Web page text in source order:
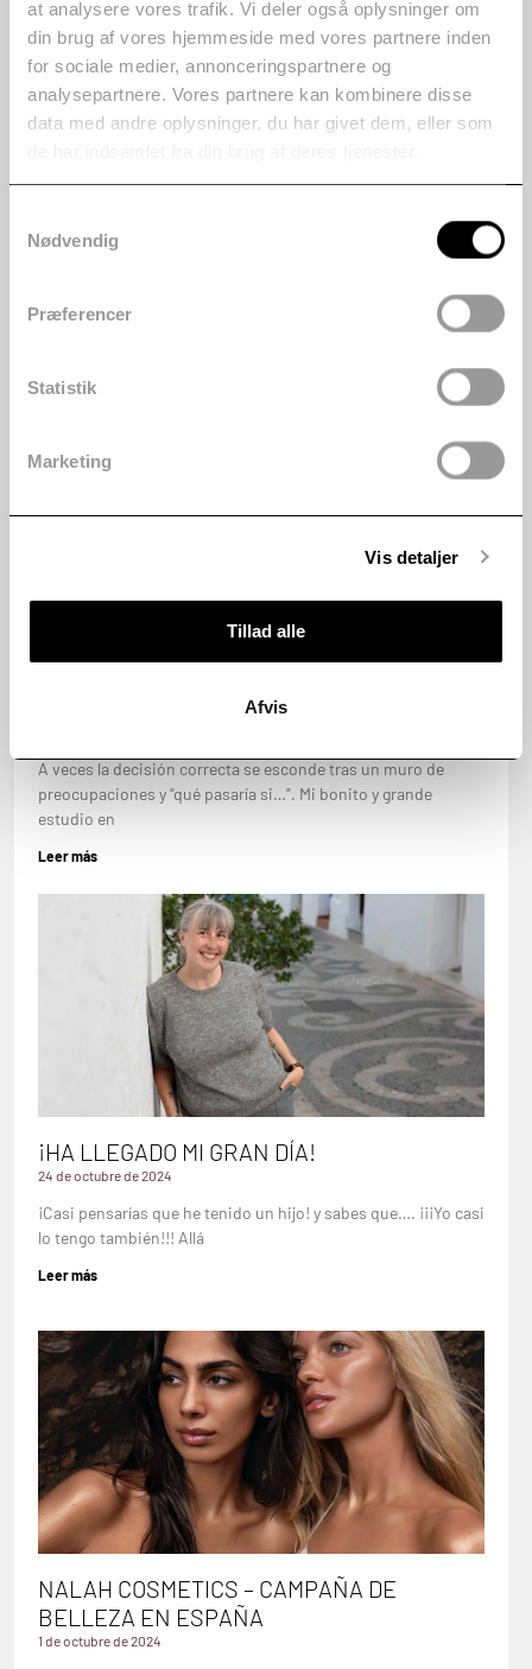
at analysere vores trafik. Vi deler også oplysninger om
din brug af vores hjemmeside med vores partnere inden
for sociale medier, annonceringspartnere og
analysepartnere. Vores partnere kan kombinere disse
data med andre oplysninger, du har givet dem, eller som
Nødvendig
Præferencer
Statistik
Marketing
Vis detaljer
Tillad alle
Afvis
APRENDIZAJE INTENSIVO DURANTE UN
9 de marzo de 2025
durante un fin de semana largo: Siempre me ha gustado
PROFESIONALMENTE
A veces la decisión correcta se esconde tras un muro de
preocupaciones y “qué pasaría si…”. Mi bonito y grande
estudio en
Leer más
¡HA LLEGADO MI GRAN DÍA!
24 de octubre de 2024
¡Casi pensarías que he tenido un hijo! y sabes que…. ¡¡¡Yo casi
lo tengo también!!! Allá
Leer más
NALAH COSMETICS – CAMPAÑA DE
BELLEZA EN ESPAÑA
1 de octubre de 2024